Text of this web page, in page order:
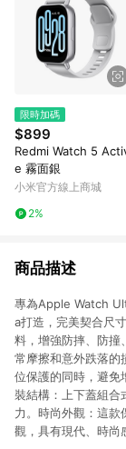
限時加碼
$899
Redmi Watch 5
e 霧面銀
小米官方線上商城
2%
商品描述
專為Apple Watch
a打造，完美契合尺
料，增強防摔、防
常摩擦和意外跌落的
位保護的同時，避免
裝結構：上下蓋組合
力。時尚外觀：這
觀，具有現代、時尚